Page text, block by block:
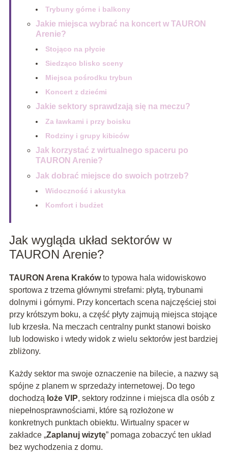
Trybuny górne i balkony
Jakie miejsca wybrać na koncert w TAURON
Arenie?
Stojąco na płycie
Siedząco blisko sceny
Miejsca pośrodku trybun
Koncert z dziećmi
Jakie sektory sprawdzają się na meczu?
Za ławkami i przy boisku
Rodziny i grupy kibiców
Jak korzystać z wirtualnego spaceru po
TAURON Arenie?
Jak dobrać miejsce do swoich potrzeb?
Widoczność i akustyka
Komfort i budżet
Jak wygląda układ sektorów w
TAURON Arenie?
TAURON Arena Krakówto typowa hala widowiskowo
sportowa z trzema głównymi strefami: płytą, trybunami
dolnymi i górnymi. Przy koncertach scena najczęściej stoi
przy krótszym boku, a część płyty zajmują miejsca stojące
lub krzesła. Na meczach centralny punkt stanowi boisko
lub lodowisko i wtedy widok z wielu sektorów jest bardziej
zbliżony.
Każdy sektor ma swoje oznaczenie na bilecie, a nazwy są
spójne z planem w sprzedaży internetowej. Do tego
dochodzą loże VIP, sektory rodzinne i miejsca dla osób z
niepełnosprawnościami, które są rozłożone w
konkretnych punktach obiektu. Wirtualny spacer w
zakładce „Zaplanuj wizytę” pomaga zobaczyć ten układ
bez wychodzenia z domu.